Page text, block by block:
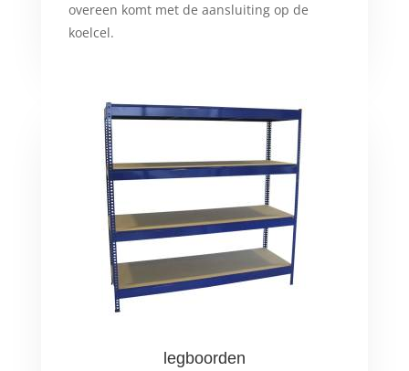
overeen komt met de aansluiting op de
koelcel.
legboorden